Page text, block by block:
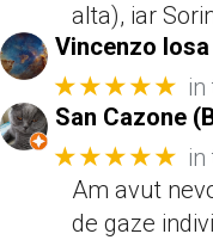
alta), iar
Vincenzo Iosa
★★★★★ in
San Cazone
★★★★★ in
Am avut
de gaze